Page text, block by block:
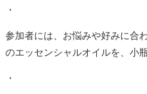
・
参加者には、お悩みや好みに合
のエッセンシャルオイルを、小
・